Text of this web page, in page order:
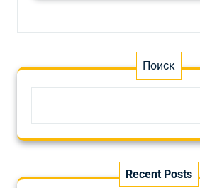
Поиск
Recent Posts